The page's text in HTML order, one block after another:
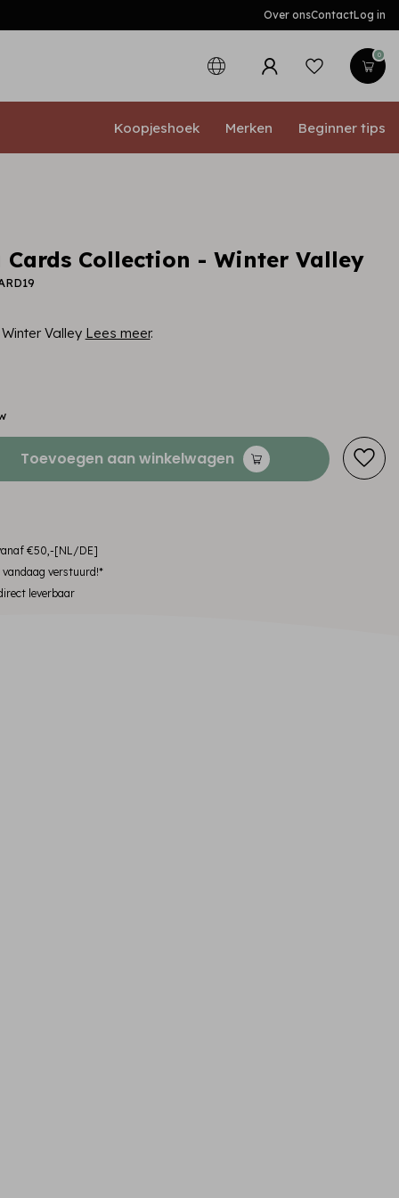
Over onsContactLog in
0
Koopjeshoek Merken Beginner tips
Cards Collection - Winter Valley
Valley Lees meer.
Toevoegen aan winkelwagen
€50,-[NL/DE]
vandaag verstuurd!*
leverbaar